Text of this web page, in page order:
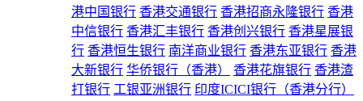
港中国银行 香港交通银行 香港招商永隆银行 香港
中信银行 香港汇丰银行 香港创兴银行 香港星展银
行 香港恒生银行 南洋商业银行 香港东亚银行 香港
大新银行 华侨银行（香港） 香港花旗银行 香港渣
打银行 工银亚洲银行 印度ICICI银行（香港分行）